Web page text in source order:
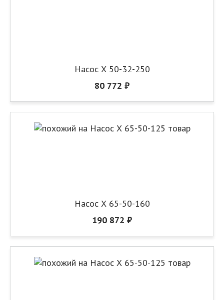
Насос Х 50-32-250
80 772 ₽
Насос Х 65-50-160
190 872 ₽